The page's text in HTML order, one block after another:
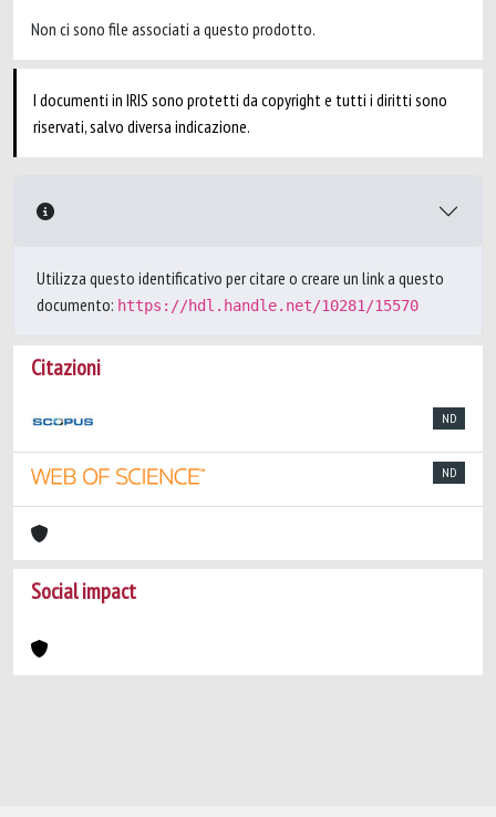
Non ci sono file associati a questo prodotto.
I documenti in IRIS sono protetti da copyright e tutti i diritti sono
riservati, salvo diversa indicazione.
Utilizza questo identificativo per citare o creare un link a questo
documento: https://hdl.handle.net/10281/15570
Citazioni
ND
ND
Social impact